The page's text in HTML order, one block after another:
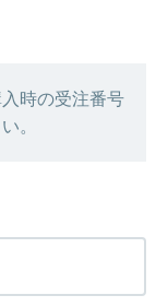
時の受注番号
。